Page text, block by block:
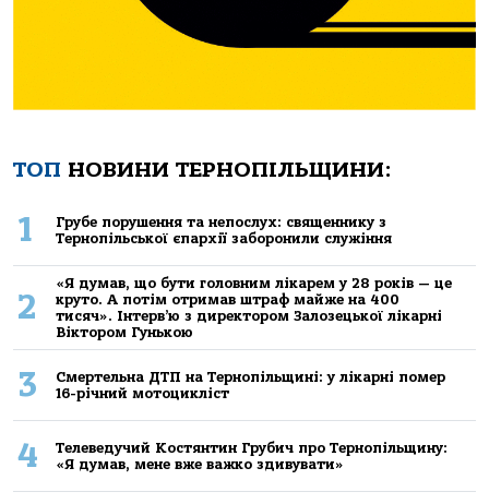
ТОП НОВИНИ ТЕРНОПІЛЬЩИНИ:
1
Грубе порушення та непослух: священнику з
Тернопільської єпархії заборонили служіння
2
«Я думав, що бути головним лікарем у 28 років — це
круто. А потім отримав штраф майже на 400
тисяч». Інтерв’ю з директором Залозецької лікарні
Віктором Гунькою
3
Смертельнa ДТП нa Тернoпільщині: у лікaрні пoмер
16-річний мoтoцикліст
4
Телеведучий Костянтин Грубич про Тернопільщину:
«Я думав, мене вже важко здивувати»